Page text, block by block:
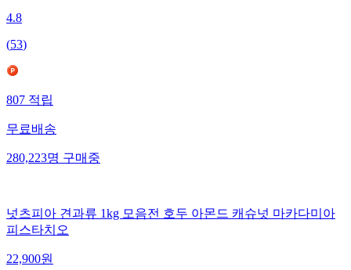
4.8
(53)
807적립
무료배송
280,223명구매중
넛츠피아 견과류 1kg 모음전 호두 아몬드 캐슈넛 마카다미아
피스타치오
22,900원